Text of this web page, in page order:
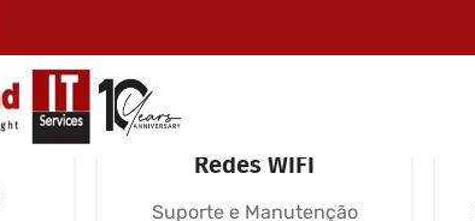
Redes Informáticas,
Redes WIFI
Suporte e Manutenção